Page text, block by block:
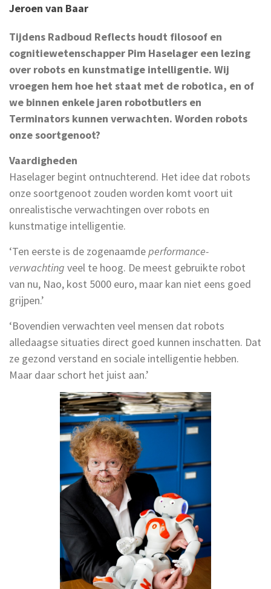
Jeroen van Baar
Tijdens Radboud Reflects houdt filosoof en
cognitiewetenschapper Pim Haselager een lezing
over robots en kunstmatige intelligentie. Wij
vroegen hem hoe het staat met de robotica, en of
we binnen enkele jaren robotbutlers en
Terminators kunnen verwachten. Worden robots
onze soortgenoot?
Vaardigheden
Haselager begint ontnuchterend. Het idee dat robots
onze soortgenoot zouden worden komt voort uit
onrealistische verwachtingen over robots en
kunstmatige intelligentie.
‘Ten eerste is de zogenaamdeperformance-
verwachting veel te hoog. De meest gebruikte robot
van nu, Nao, kost 5000 euro, maar kan niet eens goed
grijpen.’
‘Bovendien verwachten veel mensen dat robots
alledaagse situaties direct goed kunnen inschatten. Dat
ze gezond verstand en sociale intelligentie hebben.
Maar daar schort het juist aan.’